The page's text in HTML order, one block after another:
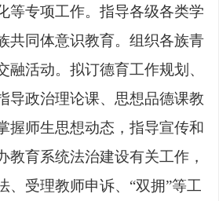
等专项工作。 指导各级各类学
共同体意识教育。组织各族青
融活动。拟订德育工作规划、
导政治理论课、思想品德课教
握师生思想动态，指导宣传和
教育系统法治建设有关工作，
、受理教师申诉、 “双拥”等工